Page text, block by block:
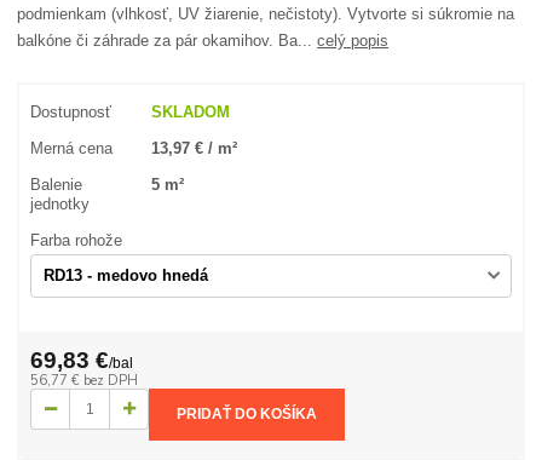
podmienkam (vlhkosť, UV žiarenie, nečistoty). Vytvorte si súkromie na
balkóne či záhrade za pár okamihov. Ba...celý popis
Dostupnosť SKLADOM
Merná cena 13,97 € / m²
Balenie
jednotky
5 m²
Farba rohože
69,83 €/bal
56,77 € bez DPH
PRIDAŤ DO KOŠÍKA